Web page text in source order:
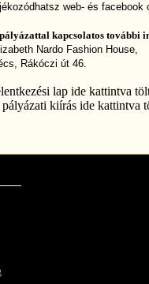
web- és facebook
kapcsolatos további
Nardo Fashion House,
Rákóczi út 46.
lap idekattintva
kiírás idekattintva